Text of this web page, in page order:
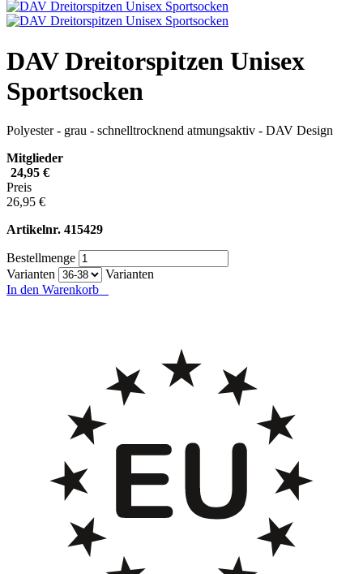
DAV Dreitorspitzen Unisex
Sportsocken
Polyester - grau - schnelltrocknend atmungsaktiv - DAV Design
Mitglieder
24,95 €
Preis
26,95 €
Artikelnr. 415429
Bestellmenge
Varianten
Varianten
In den Warenkorb